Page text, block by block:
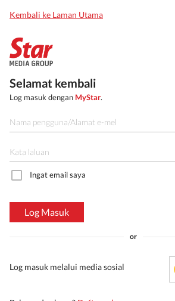
Kembali ke Laman Utama
Selamat kembali
Log masuk dengan MyStar.
Ingat email saya
Log Masuk
or
Log masuk melalui media sosial